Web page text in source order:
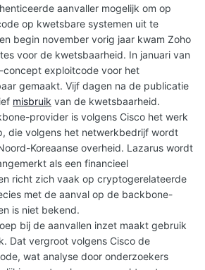
aanvaller mogelijk om op
op kwetsbare systemen uit te
begin november vorig jaar kwam Zoho
voor de kwetsbaarheid. In januari van
exploitcode voor het
gemaakt. Vijf dagen na de publicatie
misbruik van de kwetsbaarheid.
provider is volgens Cisco het werk
die volgens het netwerkbedrijf wordt
Koreaanse overheid. Lazarus wordt
als een financieel
richt zich vaak op cryptogerelateerde
met de aanval op de backbone-
is niet bekend.
bij de aanvallen inzet maakt gebruik
Dat vergroot volgens Cisco de
wat analyse door onderzoekers